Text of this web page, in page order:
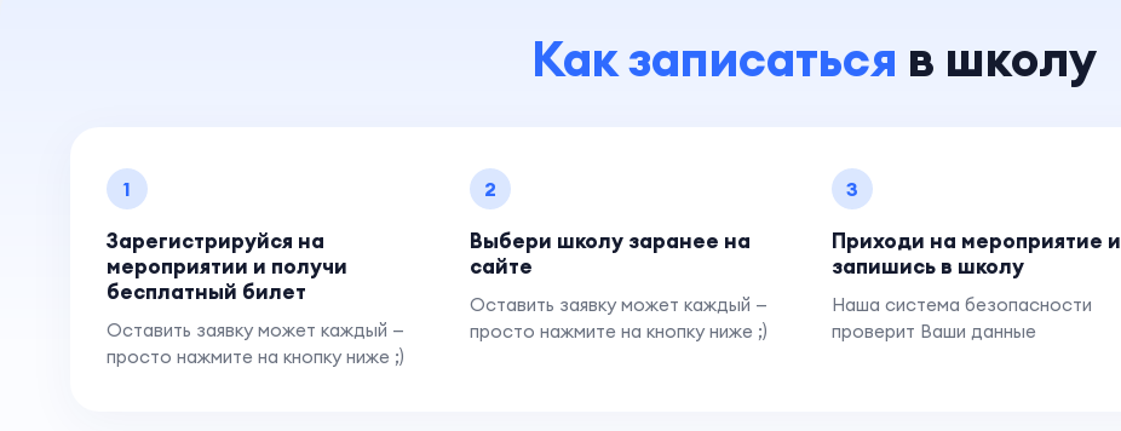
Как записаться в школу
1
Зарегистрируйся на
мероприятии и получи
бесплатный билет
Оставить заявку может каждый —
просто нажмите на кнопку ниже ;)
2
Выбери школу заранее на
сайте
Оставить заявку может каждый —
просто нажмите на кнопку ниже ;)
3
Приходи на мероприятие и
запишись в школу
Наша система безопасности
проверит Ваши данные